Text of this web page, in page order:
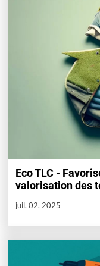
Eco TLC -
valorisation des
juil. 02, 2025